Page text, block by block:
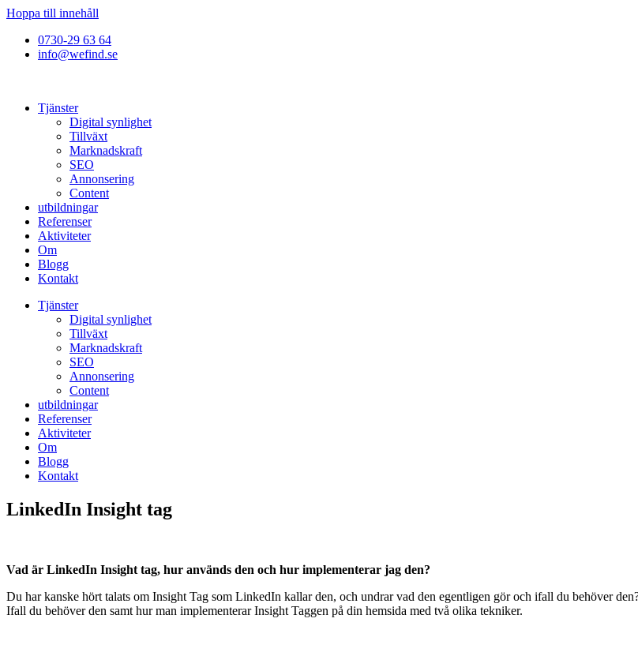
Hoppa till innehåll
0730-29 63 64
info@wefind.se
Tjänster
Digital synlighet
Tillväxt
Marknadskraft
SEO
Annonsering
Content
utbildningar
Referenser
Aktiviteter
Om
Blogg
Kontakt
Tjänster
Digital synlighet
Tillväxt
Marknadskraft
SEO
Annonsering
Content
utbildningar
Referenser
Aktiviteter
Om
Blogg
Kontakt
LinkedIn Insight tag
Vad är LinkedIn Insight tag, hur används den och hur implementerar jag den?
Du har kanske hört talats om Insight Tag som LinkedIn kallar den, och undrar vad den egentligen gör och ifall du behöver
Ifall du behöver den samt hur man implementerar Insight Taggen på din hemsida med två olika tekniker.